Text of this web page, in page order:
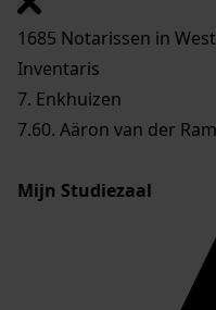
1685 Notarissen in
Inventaris
7. Enkhuizen
7.60. Aäron van der
Mijn Studiezaal